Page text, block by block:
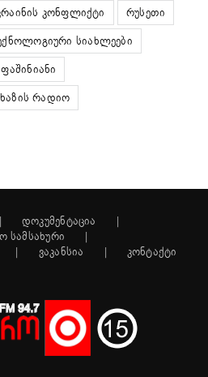
კონფლიქტი
რუსეთი
სიახლეები
ფაშინიანი
ხაზის რადიო
დოკუმენტაცია
სამსახური
ვაკანსია კონტაქტი